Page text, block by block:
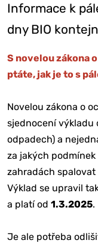
Informace k
dny BIO
S novelou zákona
ptáte, jak je to s
Novelou zákona o
sjednocení výkladu
odpadech) a
za jakých
zahradách
Výklad se upravil
a platí od 1.3.2025.
Je ale potřeba